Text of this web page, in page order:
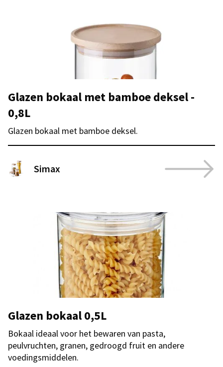
Glazen bokaal met bamboe deksel -
0,8L
Glazen bokaal met bamboe deksel.
Simax
Glazen bokaal 0,5L
Bokaal ideaal voor het bewaren van pasta,
peulvruchten, granen, gedroogd fruit en andere
voedingsmiddelen.